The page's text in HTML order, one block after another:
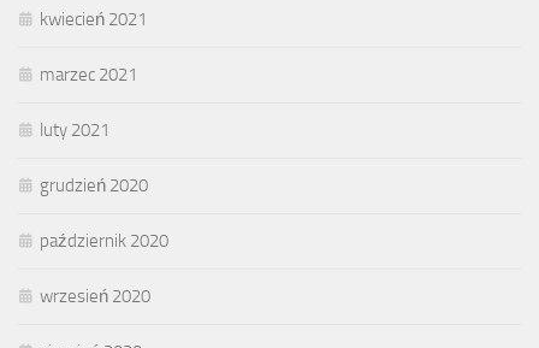
kwiecień 2021
marzec 2021
luty 2021
grudzień 2020
październik 2020
wrzesień 2020